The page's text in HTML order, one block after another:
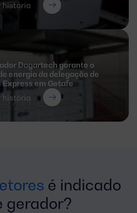
história
Dagartech garante o
energia da delegação de
Express em Getafe
história
é indicado
gerador?